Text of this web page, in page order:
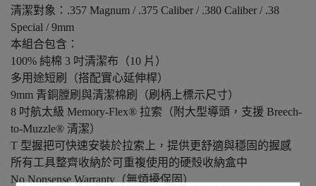
清潔對象：.357 Magnum / .375 Caliber / .380 Caliber / .38
Special / 9mm
本組合包含：
100% 純棉 3 吋清潔布（10 片）
多用途短刷（搭配實心延伸桿）
9mm 青銅膛刷與清潔棉刷（刷柄上標示尺寸）
8 吋航太級 Memory-Flex® 拉索（附大型導頭，支援 Breech-
to-Muzzle® 清潔）
T 型握把可快速安裝於拉索上，提供更舒適與穩固的握感
所有工具整齊收納於可重複使用的硬殼收納盒中
No Nonsense Warranty（無煩擾保固）